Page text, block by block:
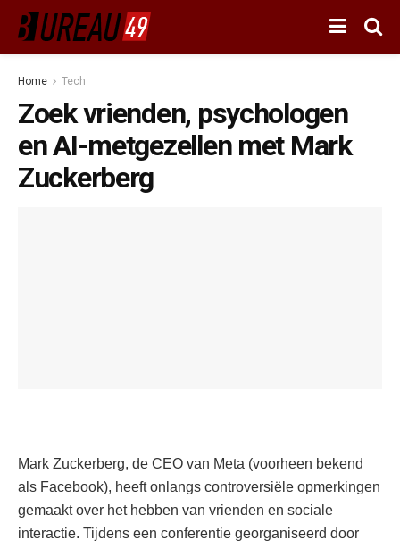
Home Tech
Zoek vrienden, psychologen
en AI-metgezellen met Mark
Zuckerberg
Mark Zuckerberg, de CEO van Meta (voorheen bekend
als Facebook), heeft onlangs controversiële opmerkingen
gemaakt over het hebben van vrienden en sociale
interactie. Tijdens een conferentie georganiseerd door